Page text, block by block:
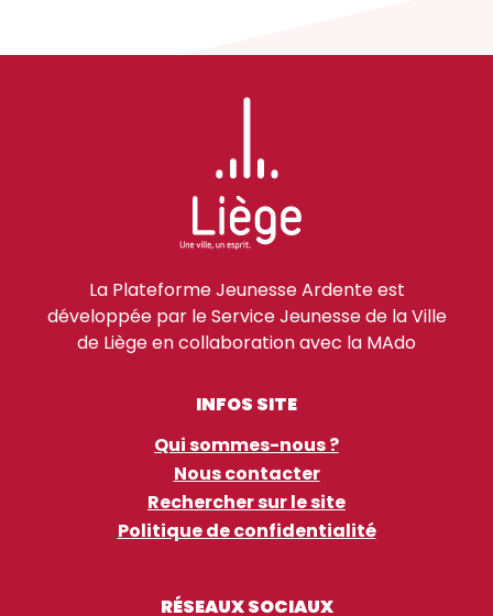
La Plateforme Jeunesse Ardente est
développée par le Service Jeunesse de la Ville
de Liège en collaboration avec la MAdo
INFOS SITE
Qui sommes-nous ?
Nous contacter
Rechercher sur le site
Politique de confidentialité
RÉSEAUX SOCIAUX